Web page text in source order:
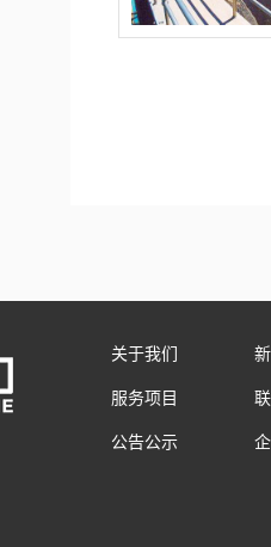
关于我们
服务项目
公告公示